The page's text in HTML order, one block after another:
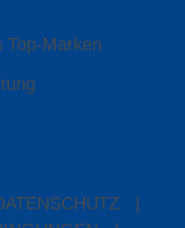
Top-Marken